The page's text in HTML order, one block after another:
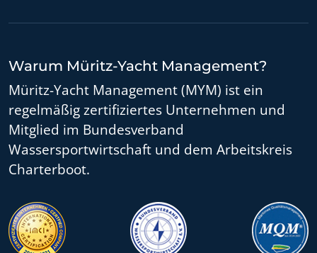
Warum Müritz-Yacht Management?
Müritz-Yacht Management (MYM) ist ein
regelmäßig zertifiziertes Unternehmen und
Mitglied im Bundesverband
Wassersportwirtschaft und dem Arbeitskreis
Charterboot.
MYM ist ein zertifiziertes IMCI
MYM - Mitglied im